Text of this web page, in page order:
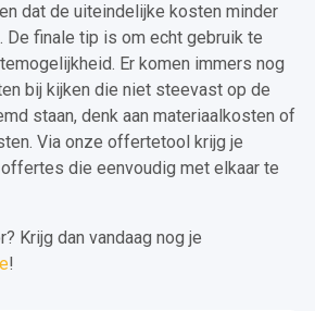
dat de uiteindelijke kosten minder
De finale tip is om echt gebruik te
Er komen immers nog
bij kijken die niet steevast op de
staan, denk aan materiaalkosten of
Via onze offertetool krijg je
die eenvoudig met elkaar te
Krijg dan vandaag nog je
!